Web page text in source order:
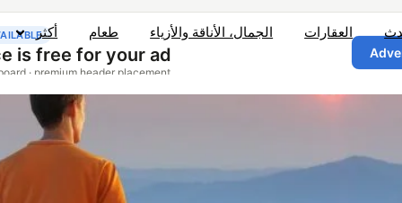
العقارات الجمال، الأناقة والأزياء طعام أكثر